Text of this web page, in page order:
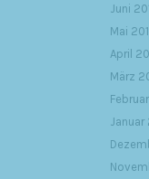
Juni
Mai
April
März
Januar